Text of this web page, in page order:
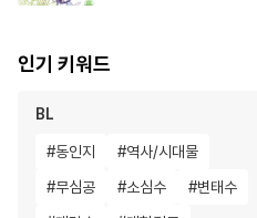
인기 키워드
BL
#동인지 #역사/시대물
#무심공 #소심수 #변태수